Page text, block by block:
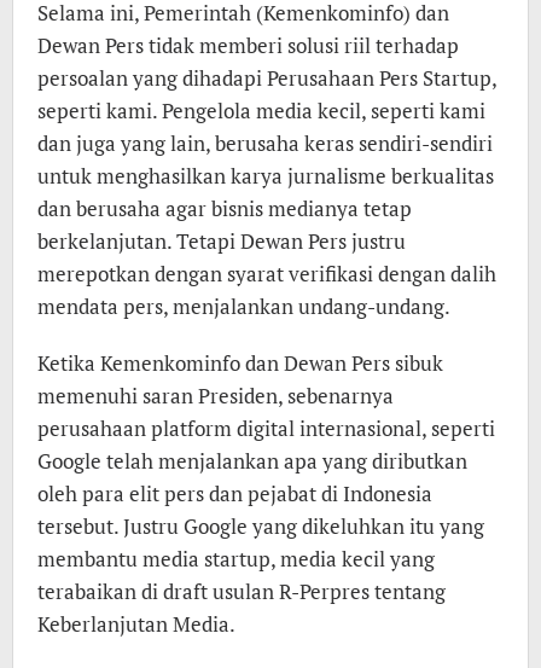
Selama ini, Pemerintah (Kemenkominfo) dan
Dewan Pers tidak memberi solusi riil terhadap
persoalan yang dihadapi Perusahaan Pers Startup,
seperti kami. Pengelola media kecil, seperti kami
dan juga yang lain, berusaha keras sendiri-sendiri
untuk menghasilkan karya jurnalisme berkualitas
dan berusaha agar bisnis medianya tetap
berkelanjutan. Tetapi Dewan Pers justru
merepotkan dengan syarat verifikasi dengan dalih
mendata pers, menjalankan undang-undang.
Ketika Kemenkominfo dan Dewan Pers sibuk
memenuhi saran Presiden, sebenarnya
perusahaan platform digital internasional, seperti
Google telah menjalankan apa yang diributkan
oleh para elit pers dan pejabat di Indonesia
tersebut. Justru Google yang dikeluhkan itu yang
membantu media startup, media kecil yang
terabaikan di draft usulan R-Perpres tentang
Keberlanjutan Media.